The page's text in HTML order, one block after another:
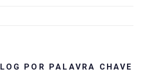
POR PALAVRA CHAVE